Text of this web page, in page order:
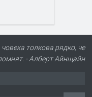
толкова рядко, че
- Алберт Айнщайн